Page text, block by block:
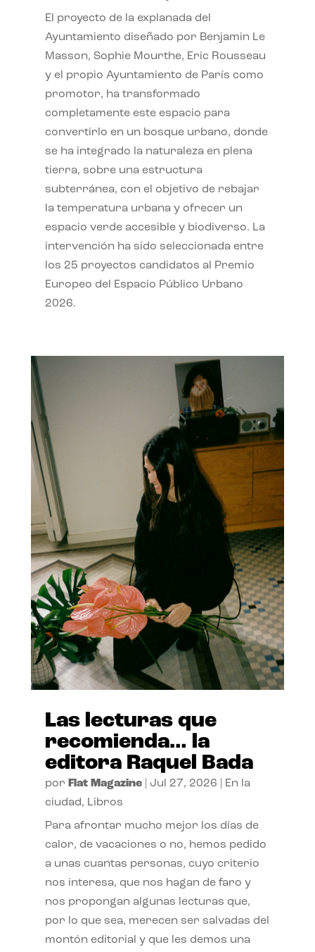
El proyecto de la explanada del
Ayuntamiento diseñado por Benjamin Le
Masson, Sophie Mourthe, Eric Rousseau
y el propio Ayuntamiento de París como
promotor, ha transformado
completamente este espacio para
convertirlo en un bosque urbano, donde
se ha integrado la naturaleza en plena
tierra, sobre una estructura
subterránea, con el objetivo de rebajar
la temperatura urbana y ofrecer un
espacio verde accesible y biodiverso. La
intervención ha sido seleccionada entre
los 25 proyectos candidatos al Premio
Europeo del Espacio Público Urbano
2026.
Las lecturas que
recomienda… la
editora Raquel Bada
por Flat Magazine| Jul 27, 2026
En la
ciudad, Libros
Para afrontar mucho mejor los días de
calor, de vacaciones o no, hemos pedido
a unas cuantas personas, cuyo criterio
nos interesa, que nos hagan de faro y
nos propongan algunas lecturas que,
por lo que sea, merecen ser salvadas del
montón editorial y que les demos una